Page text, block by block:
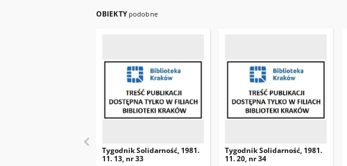
OBIEKTY podobne
Tygodnik Solidarność, 1981.
11. 13, nr 33
Tygodnik Solidarność, 1981.
11. 20, nr 34